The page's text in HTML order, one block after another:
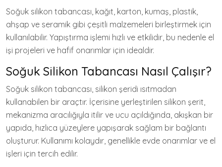
Soğuk silikon tabancası, kağıt, karton, kumaş, plastik,
ahşap ve seramik gibi çeşitli malzemeleri birleştirmek için
kullanılabilir. Yapıştırma işlemi hızlı ve etkilidir, bu nedenle el
işi projeleri ve hafif onarımlar için idealdir.
Soğuk Silikon Tabancası Nasıl Çalışır?
Soğuk silikon tabancası, silikon şeridi ısıtmadan
kullanabilen bir araçtır. İçerisine yerleştirilen silikon şerit,
mekanizma aracılığıyla itilir ve ucu açıldığında, akışkan bir
yapıda, hızlıca yüzeylere yapışarak sağlam bir bağlantı
oluşturur. Kullanımı kolaydır, genellikle evde onarımlar ve el
işleri için tercih edilir.